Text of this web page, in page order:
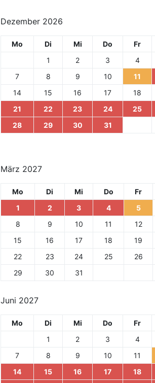
Dezember 2026
Mo Di Mi Do Fr
1
2 3 4
7
8 9 10 11
14
15 16 17 18
21
22 23 24 25
28
29 30 31
März 2027
Mo Di Mi Do Fr
1
2 3 4 5
8
9 10 11 12
15
16 17 18 19
22
23 24 25 26
29
30 31
Juni 2027
Mo Di Mi Do Fr
1
2 3 4
7
8 9 10 11
14
15 16 17 18